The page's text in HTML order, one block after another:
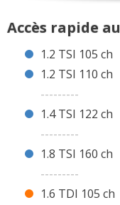
Accès rapide
1.2 TSI 105 ch
1.2 TSI 110 ch
---------
1.4 TSI 122 ch
---------
1.8 TSI 160 ch
---------
1.6 TDI 105 ch